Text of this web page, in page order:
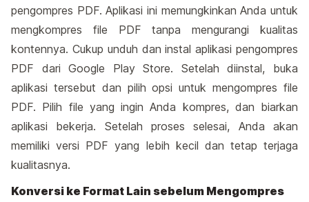
pengompres PDF. Aplikasi ini memungkinkan Anda untuk
mengkompres file PDF tanpa mengurangi kualitas
kontennya. Cukup unduh dan instal aplikasi pengompres
PDF dari Google Play Store. Setelah diinstal, buka
aplikasi tersebut dan pilih opsi untuk mengompres file
PDF. Pilih file yang ingin Anda kompres, dan biarkan
aplikasi bekerja. Setelah proses selesai, Anda akan
memiliki versi PDF yang lebih kecil dan tetap terjaga
kualitasnya.
Konversi ke Format Lain sebelum Mengompres